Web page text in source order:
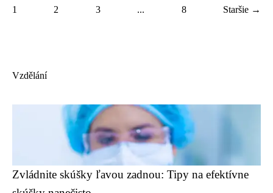
1 2 3 ... 8 Staršie →
Vzdělání
Zvládnite skúšky ľavou zadnou: Tipy na efektívne